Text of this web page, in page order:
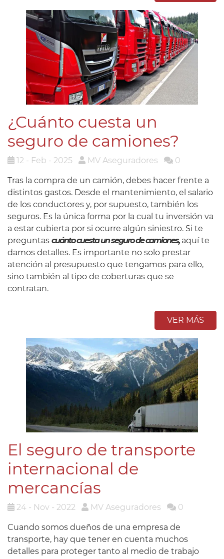
¿Cuánto cuesta un
seguro de camiones?
12 - Feb - 2025 MV Aseguradores 0
Tras la compra de un camión, debes hacer frente a
distintos gastos. Desde el mantenimiento, el salario
de los conductores y, por supuesto, también los
seguros. Es la única forma por la cual tu inversión va
a estar cubierta por si ocurre algún siniestro. Si te
preguntas cuánto cuesta un seguro de camiones,aquí te
damos detalles. Es importante no solo prestar
atención al presupuesto que tengamos para ello,
sino también al tipo de coberturas que se
contratan.
VER MÁS
El seguro de transporte
internacional de
mercancías
24 - Nov - 2022 MV Aseguradores 0
Cuando somos dueños de una empresa de
transporte, hay que tener en cuenta muchos
detalles para proteger tanto al medio de trabajo